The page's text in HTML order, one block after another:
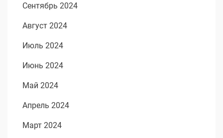
Сентябрь 2024
Август 2024
Июль 2024
Июнь 2024
Май 2024
Апрель 2024
Март 2024